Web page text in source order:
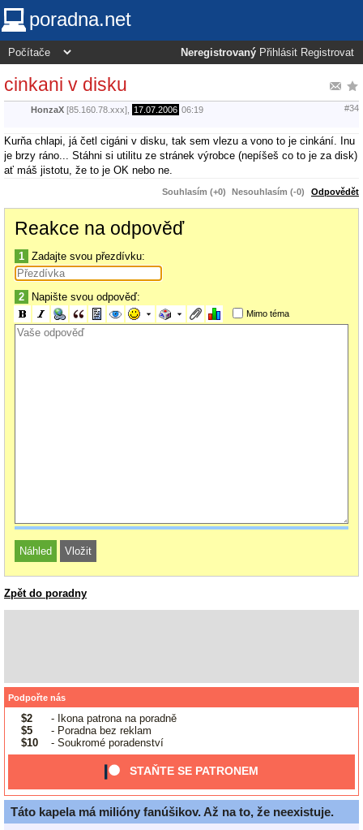
poradna.net
Neregistrovaný Přihlásit Registrovat
cinkani v disku
HonzaX [85.160.78.xxx], 17.07.2006 06:19 #34
Kurňa chlapi, já četl cigáni v disku, tak sem vlezu a vono to je cinkání. Inu
je brzy ráno... Stáhni si utilitu ze stránek výrobce (nepíšeš co to je za disk)
ať máš jistotu, že to je OK nebo ne.
Souhlasím (+0) Nesouhlasím (-0) Odpovědět
Reakce na odpověď
1 Zadajte svou přezdívku:
2 Napište svou odpověď:
Mimo téma
Zpět do poradny
Podpořte nás
$2
- Ikona patrona na poradně
$5
- Poradna bez reklam
$10
- Soukromé poradenství
STAŇTE SE PATRONEM
Táto kapela má milióny fanúšikov. Až na to, že neexistuje.